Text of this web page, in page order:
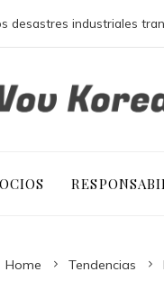
Home Tendencias